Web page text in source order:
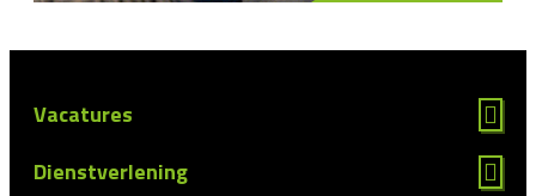
Vacatures
Dienstverlening